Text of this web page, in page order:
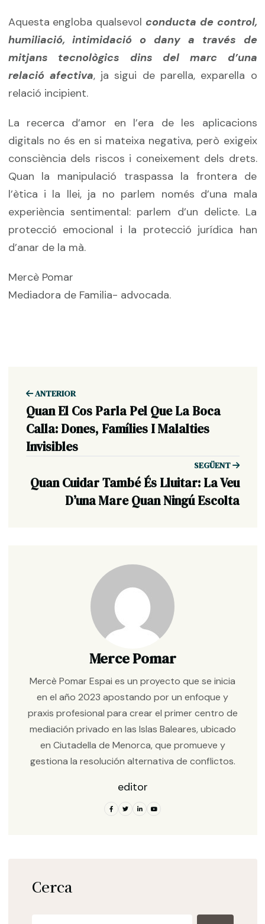
Aquesta engloba qualsevol conducta de control,
humiliació, intimidació o dany a través de
mitjans tecnològics dins del marc d’una
relació afectiva, ja sigui de parella, exparella o
relació incipient.
La recerca d’amor en l’era de les aplicacions
digitals no és en si mateixa negativa, però exigeix
consciència dels riscos i coneixement dels drets.
Quan la manipulació traspassa la frontera de
l’ètica i la llei, ja no parlem només d’una mala
experiència sentimental: parlem d’un delicte. La
protecció emocional i la protecció jurídica han
d’anar de la mà.
Mercè Pomar
Mediadora de Familia- advocada.
ANTERIOR
Quan El Cos Parla Pel Que La Boca
Calla: Dones, Famílies I Malalties
Invisibles
SEGÜENT
Quan Cuidar També És Lluitar: La Veu
D’una Mare Quan Ningú Escolta
Merce Pomar
Mercè Pomar Espai es un proyecto que se inicia
en el año 2023 apostando por un enfoque y
praxis profesional para crear el primer centro de
mediación privado en las Islas Baleares, ubicado
en Ciutadella de Menorca, que promueve y
gestiona la resolución alternativa de conflictos.
editor
Cerca